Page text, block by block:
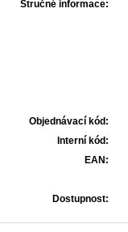
Stručné informace:
Objednávací kód:
Interní kód:
EAN:
Dostupnost: